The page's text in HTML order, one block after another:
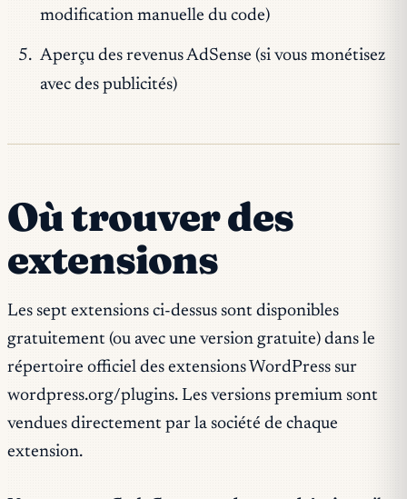
modification manuelle du code)
Aperçu des revenus AdSense (si vous monétisez
avec des publicités)
Où trouver des
extensions
Les sept extensions ci-dessus sont disponibles
gratuitement (ou avec une version gratuite) dans le
répertoire officiel des extensions WordPress sur
wordpress.org/plugins. Les versions premium sont
vendues directement par la société de chaque
extension.